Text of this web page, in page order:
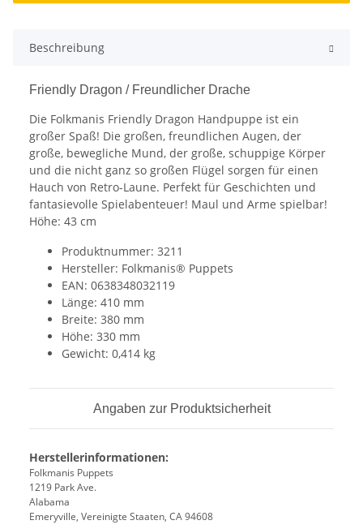
Beschreibung
Friendly Dragon / Freundlicher Drache
Die Folkmanis Friendly Dragon Handpuppe ist ein
großer Spaß! Die großen, freundlichen Augen, der
große, bewegliche Mund, der große, schuppige Körper
und die nicht ganz so großen Flügel sorgen für einen
Hauch von Retro-Laune. Perfekt für Geschichten und
fantasievolle Spielabenteuer! Maul und Arme spielbar!
Höhe: 43 cm
Produktnummer: 3211
Hersteller: Folkmanis® Puppets
EAN: 0638348032119
Länge: 410 mm
Breite: 380 mm
Höhe: 330 mm
Gewicht: 0,414 kg
Angaben zur Produktsicherheit
Herstellerinformationen:
Folkmanis Puppets
1219 Park Ave.
Alabama
Emeryville, Vereinigte Staaten, CA 94608